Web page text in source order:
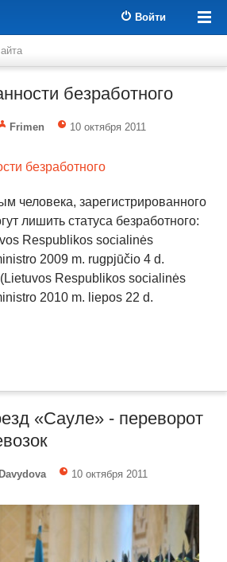
Войти
безработного
Frimen 10 октября 2011
человека, зарегистрированного
лишить статуса безработного:
Respublikos socialinės
2009 m. rugpjūčio 4 d.
Respublikos socialinės
2010 m. liepos 22 d.
«Сауле» - переворот
10 октября 2011